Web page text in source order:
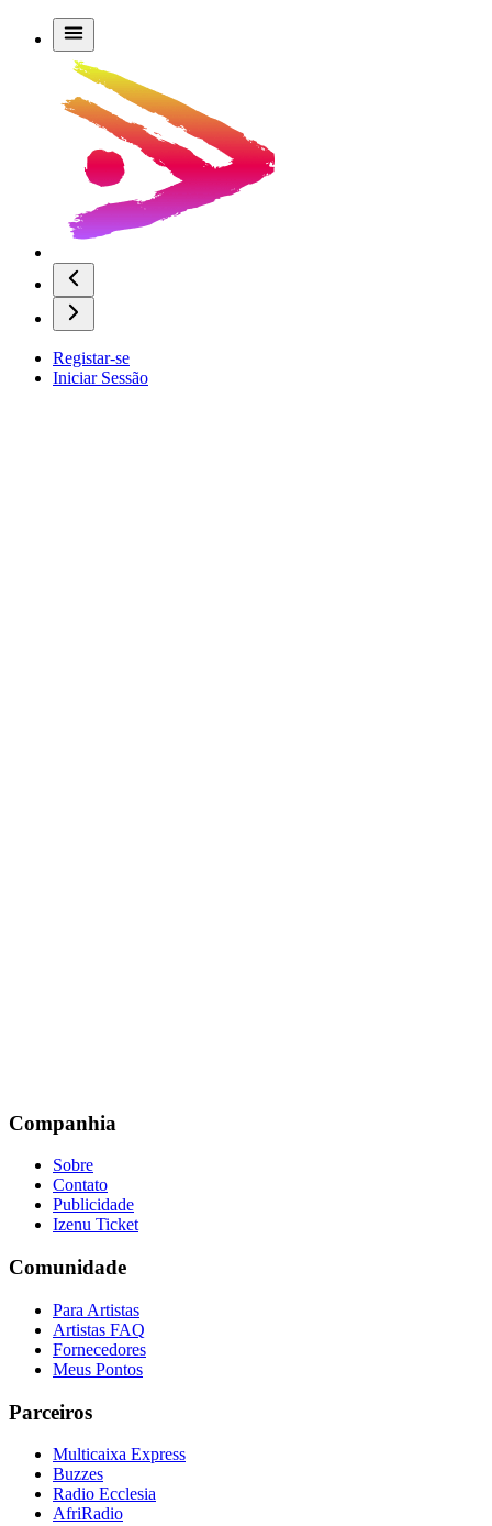
Registar-se
Iniciar Sessão
Companhia
Sobre
Contato
Publicidade
Izenu Ticket
Comunidade
Para Artistas
Artistas FAQ
Fornecedores
Meus Pontos
Parceiros
Multicaixa Express
Buzzes
Radio Ecclesia
AfriRadio